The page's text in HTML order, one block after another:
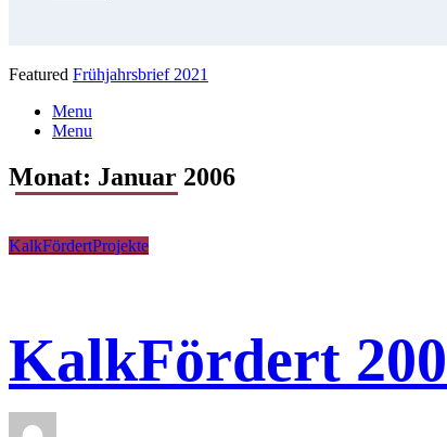
Featured Frühjahrsbrief 2021
Menu
Menu
Monat: Januar 2006
KalkFördertProjekte
KalkFördert